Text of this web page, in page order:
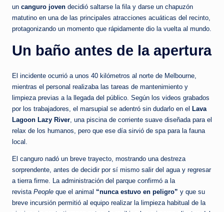
s
t
n
t
e
un canguro joven decidió saltarse la fila y darse un chapuzón
matutino en una de las principales atracciones acuáticas del recinto,
protagonizando un momento que rápidamente dio la vuelta al mundo.
Un baño antes de la apertura
El incidente ocurrió a unos 40 kilómetros al norte de Melbourne,
mientras el personal realizaba las tareas de mantenimiento y
limpieza previas a la llegada del público. Según los videos grabados
por los trabajadores, el marsupial se adentró sin dudarlo en el Lava
Lagoon Lazy River , una piscina de corriente suave diseñada para el
relax de los humanos, pero que ese día sirvió de spa para la fauna
local.
El canguro nadó un breve trayecto, mostrando una destreza
sorprendente, antes de decidir por sí mismo salir del agua y regresar
a tierra firme. La administración del parque confirmó a la
revista People que el animal “nunca estuvo en peligro” y que su
breve incursión permitió al equipo realizar la limpieza habitual de la